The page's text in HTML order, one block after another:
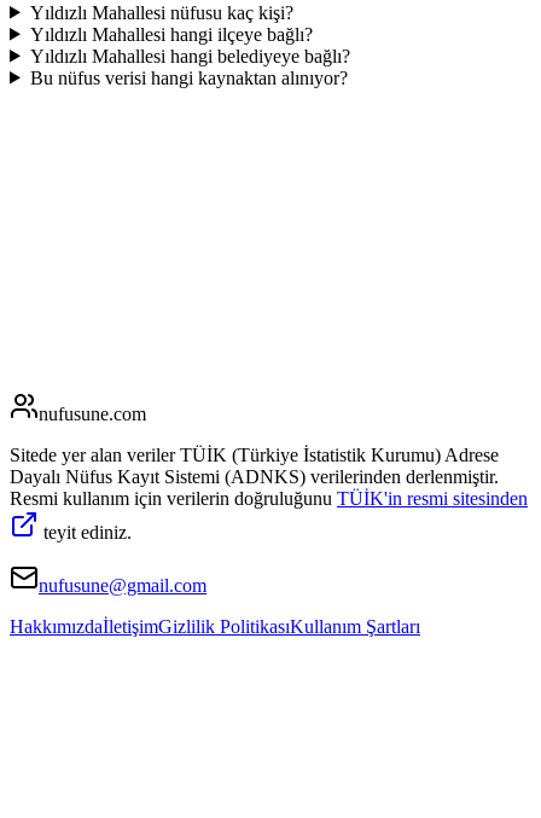
Yıldızlı Mahallesi nüfusu kaç kişi?
Yıldızlı Mahallesi hangi ilçeye bağlı?
Yıldızlı Mahallesi hangi belediyeye bağlı?
Bu nüfus verisi hangi kaynaktan alınıyor?
nufusune.com
Sitede yer alan veriler TÜİK (Türkiye İstatistik Kurumu) Adrese
Dayalı Nüfus Kayıt Sistemi (ADNKS) verilerinden derlenmiştir.
Resmi kullanım için verilerin doğruluğunu TÜİK'in resmi sitesinden
teyit ediniz.
nufusune@gmail.com
HakkımızdaİletişimGizlilik PolitikasıKullanım Şartları